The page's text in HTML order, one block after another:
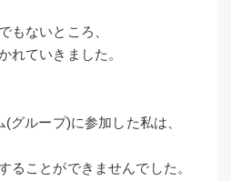
もないところ、
れていきました。
グループ)に参加した私は、
ることができませんでした。